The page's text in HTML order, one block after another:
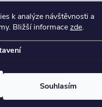
k analýze návštěvnosti a
Bližší informacezde.
Souhlasím